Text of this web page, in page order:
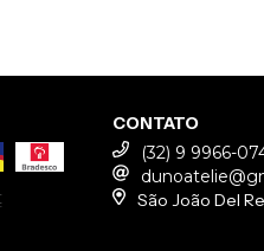
CONTATO
(32) 9 9966-
São João Del